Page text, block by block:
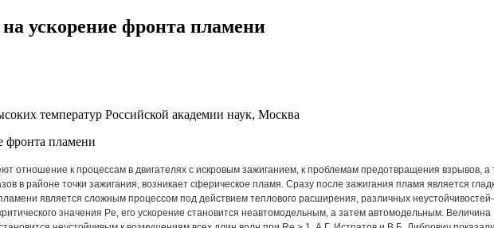
ускорение фронта пламени
температур Российской академии наук, Москва
к процессам в двигателях с искровым зажиганием, к проблемам предотвращения взрывов, а
в районе точки зажигания, возникает сферическое пламя. Сразу после зажигания пламя является
является сложным процессом под действием теплового расширения, различных
значения Pe, его ускорение становится неавтомодельным, а затем автомодельным.